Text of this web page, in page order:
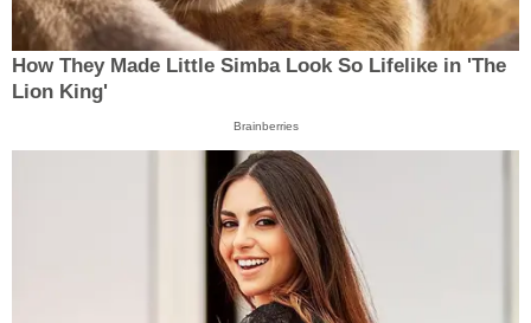
How They Made Little Simba Look So Lifelike in 'The
Lion King'
Brainberries